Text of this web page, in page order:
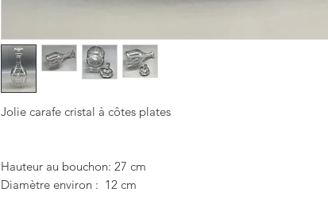
Jolie carafe cristal à côtes plates
Hauteur au bouchon: 27 cm
Diamètre environ :  12 cm